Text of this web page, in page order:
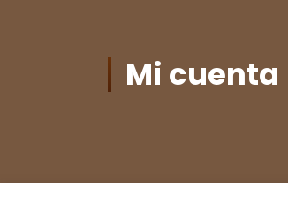
Mi cuenta